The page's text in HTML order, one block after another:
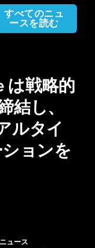
すべてのニュ
ースを読む
は戦略的
結し、
ルタイ
ョンを
ュース